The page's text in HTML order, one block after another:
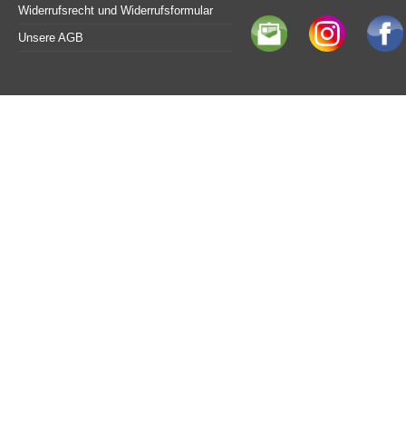
Widerrufsrecht und Widerrufsformular
Unsere AGB